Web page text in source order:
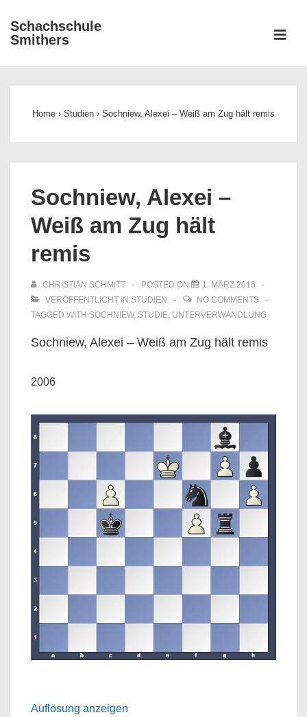
Zum
Inhalt
Schachschule
Smithers
Home › Studien › Sochniew, Alexei – Weiß am Zug hält remis
Sochniew, Alexei –
Weiß am Zug hält
remis
CHRISTIAN SCHMITT POSTED ON
1. MÄRZ 2016
VERÖFFENTLICHT IN STUDIEN
NO COMMENTS
TAGGED WITH SOCHNIEW, STUDIE, UNTERVERWANDLUNG
Sochniew, Alexei – Weiß am Zug hält remis
2006
Auflösung anzeigen